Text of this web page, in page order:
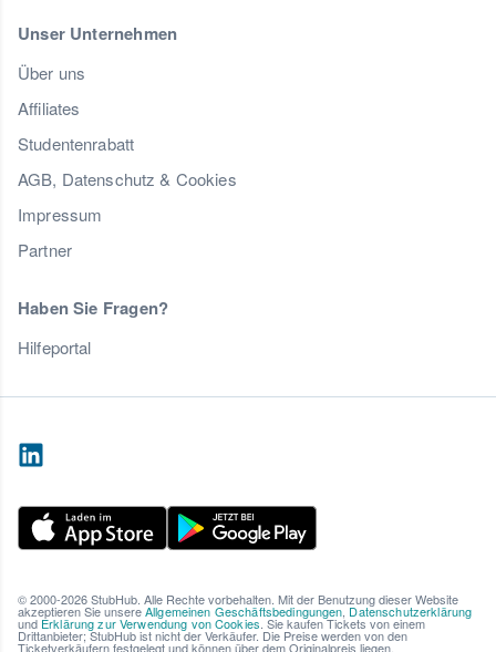
Unser Unternehmen
Über uns
Affiliates
Studentenrabatt
AGB, Datenschutz & Cookies
Impressum
Partner
Haben Sie Fragen?
Hilfeportal
© 2000-2026 StubHub. Alle Rechte vorbehalten. Mit der Benutzung dieser Website
akzeptieren Sie unsereAllgemeinen Geschäftsbedingungen,Datenschutzerklärung
undErklärung zur Verwendung von Cookies. Sie kaufen Tickets von einem
Drittanbieter; StubHub ist nicht der Verkäufer. Die Preise werden von den
Ticketverkäufern festgelegt und können über dem Originalpreis liegen.